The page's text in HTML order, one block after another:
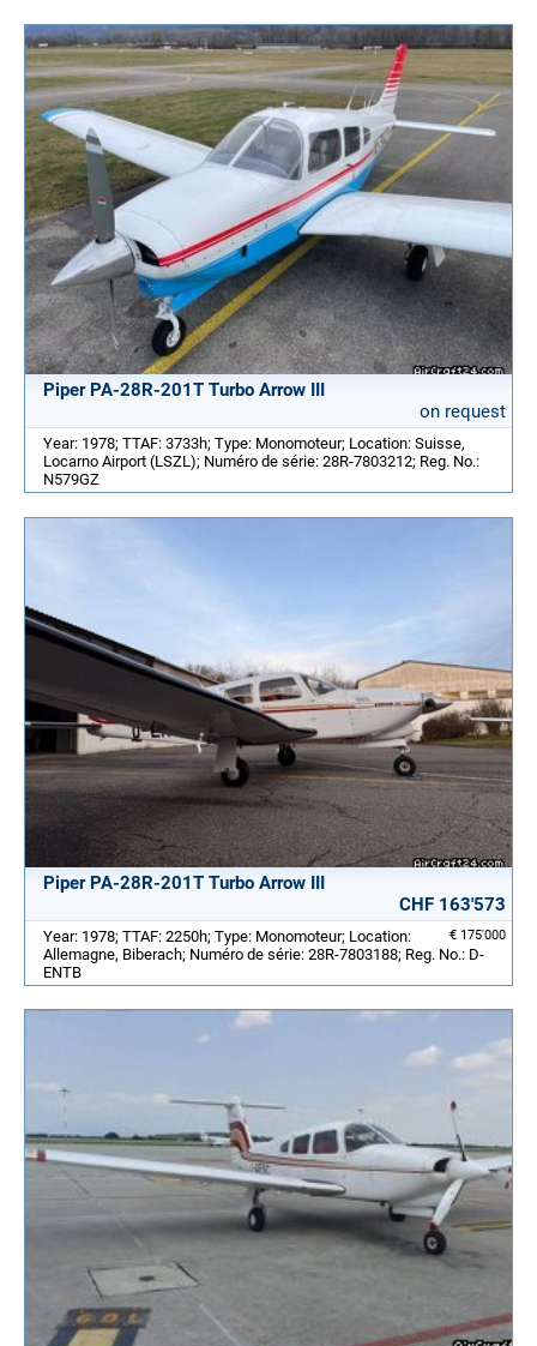
Piper PA-28R-201T Turbo Arrow III
on request
Year: 1978; TTAF: 3733h; Type: Monomoteur; Location: Suisse,
Locarno Airport (LSZL); Numéro de série: 28R-7803212; Reg. No.:
N579GZ
Piper PA-28R-201T Turbo Arrow III
CHF 163'573
€ 175'000
Year: 1978; TTAF: 2250h; Type: Monomoteur; Location:
Allemagne, Biberach; Numéro de série: 28R-7803188; Reg. No.: D-
ENTB